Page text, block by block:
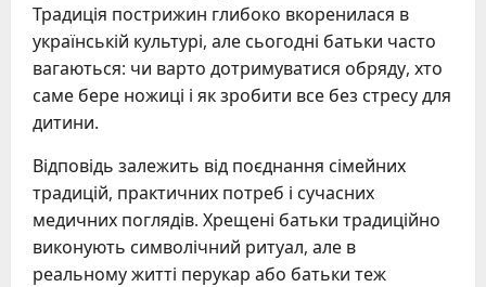
Традиція пострижин глибоко вкоренилася в
українській культурі, але сьогодні батьки часто
вагаються: чи варто дотримуватися обряду, хто
саме бере ножиці і як зробити все без стресу для
дитини.
Відповідь залежить від поєднання сімейних
традицій, практичних потреб і сучасних
медичних поглядів. Хрещені батьки традиційно
виконують символічний ритуал, але в
реальному житті перукар або батьки теж